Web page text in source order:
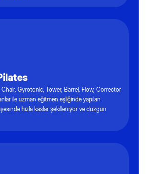
Gyrotonic, Tower, Barrel, Flow, Corrector
ile uzman eğitmen eşliğinde yapılan
hızla kaslar şekilleniyor ve düzgün